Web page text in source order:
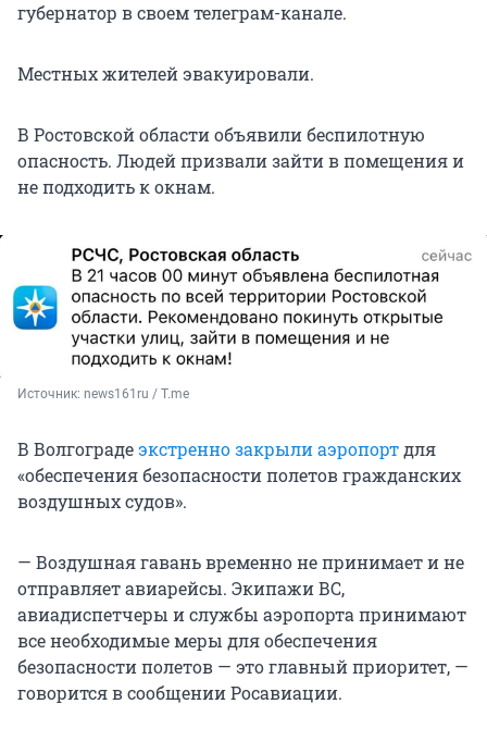
губернатор в своем телеграм-канале.
Местных жителей эвакуировали.
В Ростовской области объявили беспилотную
опасность. Людей призвали зайти в помещения и
не подходить к окнам.
Источник: news161ru / T.me
В Волгоградеэкстренно закрыли аэропортдля
«обеспечения безопасности полетов гражданских
воздушных судов».
— Воздушная гавань временно не принимает и не
отправляет авиарейсы. Экипажи ВС,
авиадиспетчеры и службы аэропорта принимают
все необходимые меры для обеспечения
безопасности полетов — это главный приоритет, —
говорится в сообщении Росавиации.